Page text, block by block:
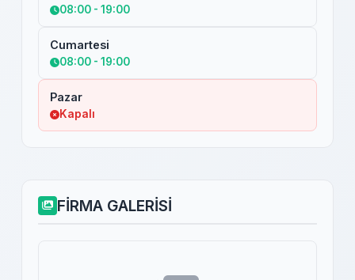
08:00 - 19:00
Cumartesi
08:00 - 19:00
Pazar
Kapalı
FİRMA GALERİSİ